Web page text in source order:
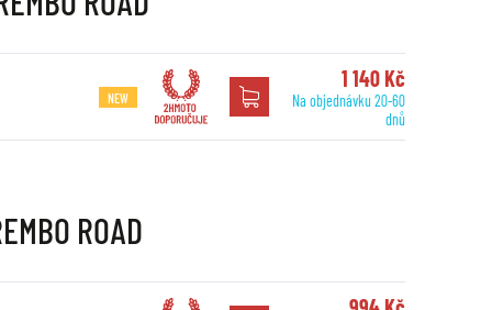
NEW
1 140 Kč
Na objednávku 20-60
dnů
ROAD